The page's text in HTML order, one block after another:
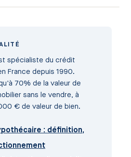
spécialiste du crédit
France depuis 1990.
70% de la valeur de
sans le vendre, à
€ de valeur de bien.
: définition,